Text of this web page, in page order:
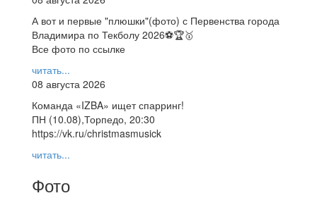
А вот и первые "плюшки"(фото) с Первенства города
Владимира по Текболу 2026⚽🏆🥇
Все фото по ссылке
читать...
08 августа 2026
Команда «IZBA» ищет спарринг!
ПН (10.08),Торпедо, 20:30
https://vk.ru/christmasmusick
читать...
Фото